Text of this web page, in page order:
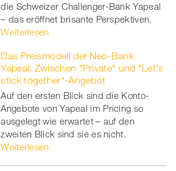
die Schweizer Challenger-Bank Yapeal
– das eröffnet brisante Perspektiven.
Weiterlesen
Das Preismodell der Neo-Bank
Yapeal: Zwischen "Private" und "Let's
stick together"-Angebot
Auf den ersten Blick sind die Konto-
Angebote von Yapeal im Pricing so
ausgelegt wie erwartet – auf den
zweiten Blick sind sie es nicht.
Weiterlesen